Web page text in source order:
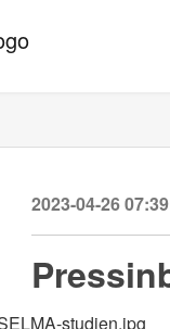
2023-04-26 07:39